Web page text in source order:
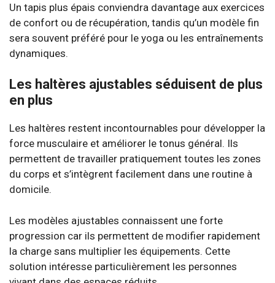
Un tapis plus épais conviendra davantage aux exercices
de confort ou de récupération, tandis qu’un modèle fin
sera souvent préféré pour le yoga ou les entraînements
dynamiques.
Les haltères ajustables séduisent de plus
en plus
Les haltères restent incontournables pour développer la
force musculaire et améliorer le tonus général. Ils
permettent de travailler pratiquement toutes les zones
du corps et s’intègrent facilement dans une routine à
domicile.
Les modèles ajustables connaissent une forte
progression car ils permettent de modifier rapidement
la charge sans multiplier les équipements. Cette
solution intéresse particulièrement les personnes